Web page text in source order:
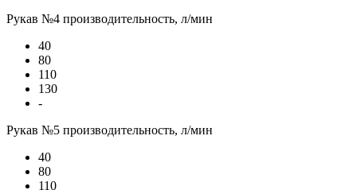
Рукав №4 производительность, л/мин
40
80
110
130
-
Рукав №5 производительность, л/мин
40
80
110